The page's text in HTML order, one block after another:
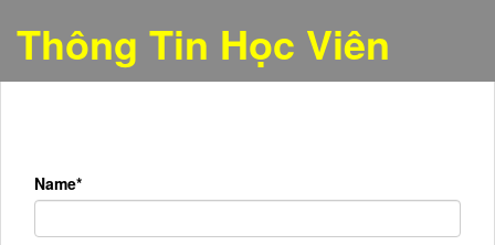
Thông Tin Học Viên
Name*